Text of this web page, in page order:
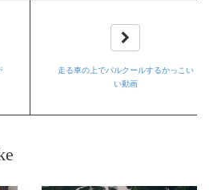
走る車の上でパルクールするかっこい
い動画